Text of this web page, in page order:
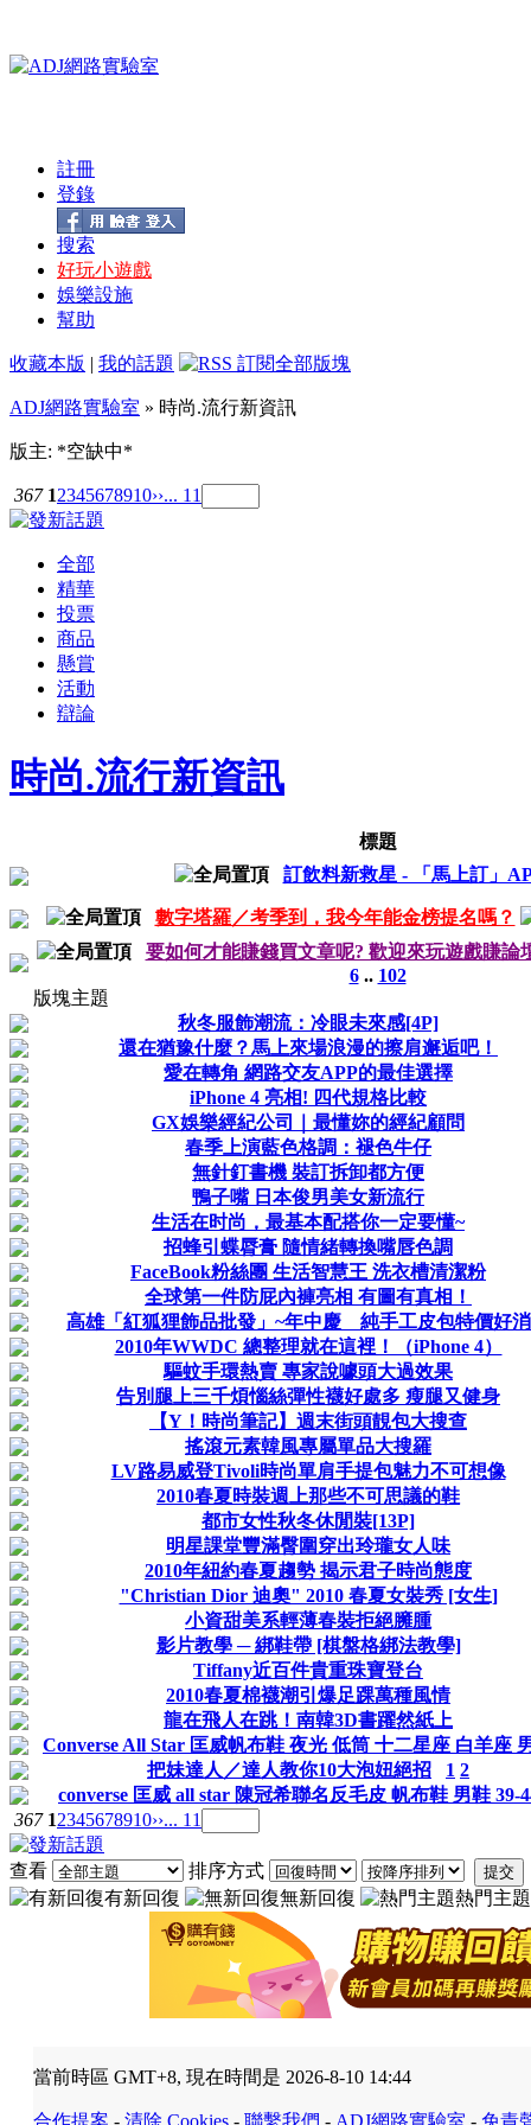
註冊
登錄
搜索
好玩小遊戲
娛樂設施
幫助
收藏本版 | 我的話題
ADJ網路實驗室 » 時尚.流行新資訊
版主: *空缺中*
367 12345678910››... 11
全部
精華
投票
商品
懸賞
活動
辯論
時尚.流行新資訊
標題
訂飲料新救星 - 「馬上訂」
數字塔羅／考季到，我今年能金榜提名嗎？
要如何才能賺錢買文章呢? 歡迎來玩遊戲賺論
6.. 102
版塊主題
秋冬服飾潮流：冷眼未來感[4P]
還在猶豫什麼？馬上來場浪漫的擦肩邂逅吧！
愛在轉角 網路交友APP的最佳選擇
iPhone 4 亮相! 四代規格比較
GX娛樂經紀公司｜最懂妳的經紀顧問
春季上演藍色格調：褪色牛仔
無針釘書機 裝訂拆卸都方便
鴨子嘴 日本俊男美女新流行
生活在时尚，最基本配搭你一定要懂~
招蜂引蝶脣膏 隨情緒轉換嘴唇色調
FaceBook粉絲團 生活智慧王 洗衣槽清潔粉
全球第一件防屁內褲亮相 有圖有真相！
高雄「紅狐狸飾品批發」~年中慶 純手工皮包特價好
2010年WWDC 總整理就在這裡！（iPhone 4）
驅蚊手環熱賣 專家說噱頭大過效果
告別腿上三千煩惱絲彈性襪好處多 瘦腿又健身
【Y！時尚筆記】週末街頭靚包大搜查
搖滾元素韓風專屬單品大搜羅
LV路易威登Tivoli時尚單肩手提包魅力不可想像
2010春夏時裝週上那些不可思議的鞋
都市女性秋冬休閒裝[13P]
明星課堂豐滿臀圍穿出玲瓏女人味
2010年紐約春夏趨勢 揭示君子時尚態度
"Christian Dior 迪奧" 2010 春夏女裝秀 [女生]
小資甜美系輕薄春裝拒絕臃腫
影片教學 ─ 綁鞋帶 [棋盤格綁法教學]
Tiffany近百件貴重珠寶登台
2010春夏棉襪潮引爆足踝萬種風情
龍在飛人在跳！南韓3D書躍然紙上
Converse All Star 匡威帆布鞋 夜光 低筒 十二星座 白羊座
把妹達人／達人教你10大泡妞絕招
1 2
converse 匡威 all star 陳冠希聯名反毛皮 帆布鞋 男鞋 39-
367 12345678910››... 11
查看 排序方式 提交
有新回復 無新回復 熱門主題
當前時區 GMT+8, 現在時間是 2026-8-10 14:44
合作提案 - 清除 Cookies - 聯繫我們 - ADJ網路實驗室 - 免責